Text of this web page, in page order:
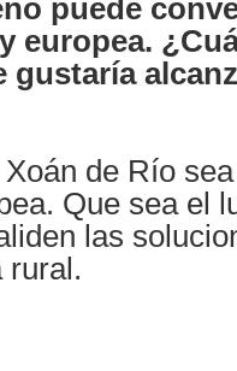
puede
europea.
gustaría
de Río
Que sea el
las
rural.